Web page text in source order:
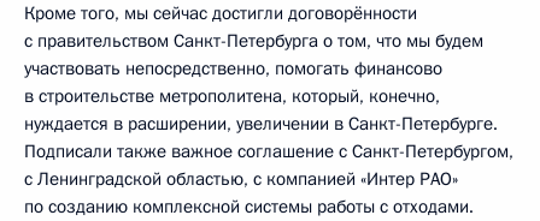
Кроме того, мы сейчас достигли договорённости
с правительством Санкт-Петербурга о том, что мы будем
участвовать непосредственно, помогать финансово
в строительстве метрополитена, который, конечно,
нуждается в расширении, увеличении в Санкт-Петербурге.
Подписали также важное соглашение с Санкт-Петербургом,
с Ленинградской областью, с компанией «Интер РАО»
по созданию комплексной системы работы с отходами.